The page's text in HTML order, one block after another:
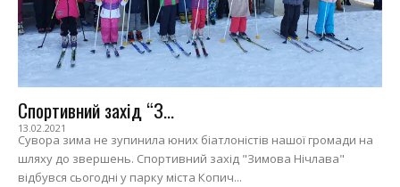
Спортивний захід “З...
13.02.2021
Сувора зима не зупинила юних біатлоністів нашої громади на
шляху до звершень. Спортивний захід "Зимова Нічлава"
відбувся сьогодні у парку міста Копич...